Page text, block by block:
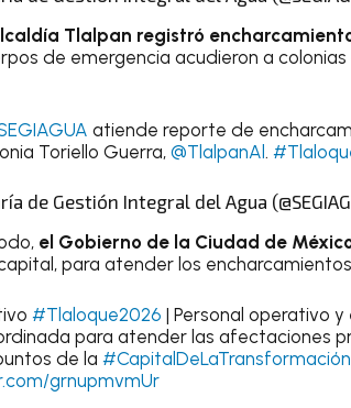
Tlalpan registró
de emergencia acudieron a
atiende reporte de
Toriello Guerra, @TlalpanAl.
de Gestión Integral del Agua
el Gobierno de la Ciudad de
para atender los
#Tlaloque2026 | Personal operativo
para atender las afectaciones
de la #CapitalDeLaTransformación
grnupmvmUr